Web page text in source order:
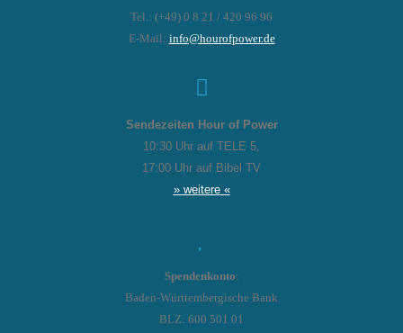
Tel.: (+49) 0 8 21 / 420 96 96
E-Mail: info@hourofpower.de
Sendezeiten Hour of Power
10:30 Uhr auf TELE 5,
17:00 Uhr auf Bibel TV
» weitere «
Spendenkonto:
Baden-Württembergische Bank
BLZ: 600 501 01